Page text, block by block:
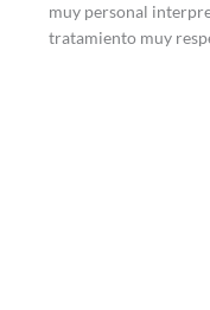
muy personal
tratamiento muy